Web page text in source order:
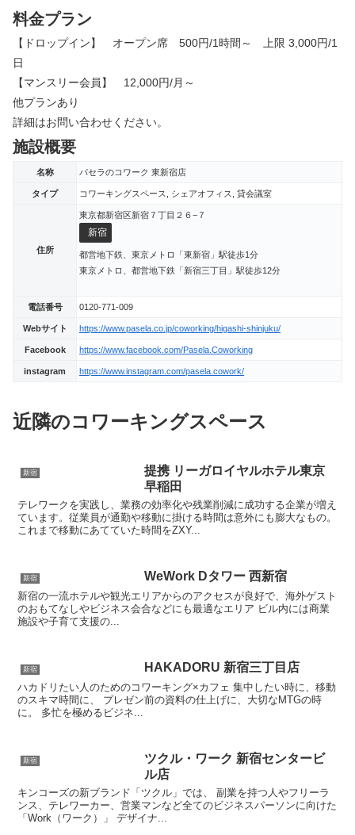
料金プラン
【ドロップイン】 オープン席 500円/1時間～ 上限 3,000円/1
日
【マンスリー会員】 12,000円/月～
他プランあり
詳細はお問い合わせください。
施設概要
名称 パセラのコワーク 東新宿店
タイプ コワーキングスペース, シェアオフィス, 貸会議室
住所
東京都新宿区新宿７丁目２６−７
新宿
都営地下鉄、東京メトロ「東新宿」駅徒歩1分
東京メトロ、都営地下鉄「新宿三丁目」駅徒歩12分
電話番号 0120-771-009
Webサイト https://www.pasela.co.jp/coworking/higashi-shinjuku/
Facebook https://www.facebook.com/Pasela.Coworking
instagram https://www.instagram.com/pasela.cowork/
近隣のコワーキングスペース
新宿
提携 リーガロイヤルホテル東京
早稲田
テレワークを実践し、業務の効率化や残業削減に成功する企業が増え
ています。従業員が通勤や移動に掛ける時間は意外にも膨大なもの。
これまで移動にあてていた時間をZXY...
新宿 WeWork Dタワー 西新宿
新宿の一流ホテルや観光エリアからのアクセスが良好で、海外ゲスト
のおもてなしやビジネス会合などにも最適なエリア ビル内には商業
施設や子育て支援の...
新宿 HAKADORU 新宿三丁目店
ハカドリたい人のためのコワーキング×カフェ 集中したい時に、移動
のスキマ時間に、 プレゼン前の資料の仕上げに、大切なMTGの時
に。 多忙を極めるビジネ...
新宿
ツクル・ワーク 新宿センタービ
ル店
キンコーズの新ブランド「ツクル」では、 副業を持つ人やフリーラ
ンス、テレワーカー、営業マンなど全てのビジネスパーソンに向けた
「Work（ワーク）」 デザイナ...